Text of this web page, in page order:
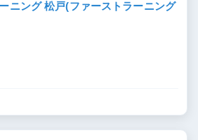
ニング 松戸(ファーストラーニング